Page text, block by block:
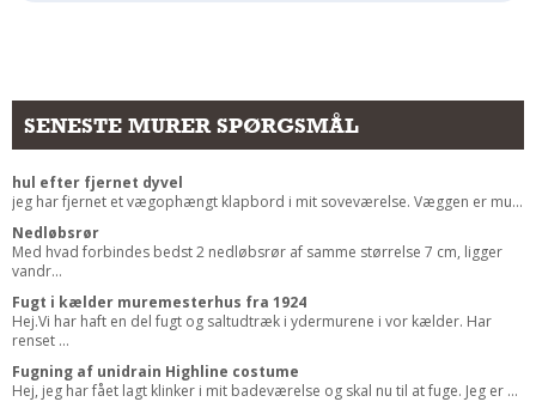
SENESTE MURER SPØRGSMÅL
hul efter fjernet dyvel
jeg har fjernet et vægophængt klapbord i mit soveværelse. Væggen er mu...
Nedløbsrør
Med hvad forbindes bedst 2 nedløbsrør af samme størrelse 7 cm, ligger
vandr...
Fugt i kælder muremesterhus fra 1924
Hej.Vi har haft en del fugt og saltudtræk i ydermurene i vor kælder. Har
renset ...
Fugning af unidrain Highline costume
Hej, jeg har fået lagt klinker i mit badeværelse og skal nu til at fuge. Jeg er ...